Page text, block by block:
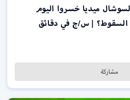
ميديا خسروا اليوم
السقوط؟ | س/ج في دقائق
مشاركة